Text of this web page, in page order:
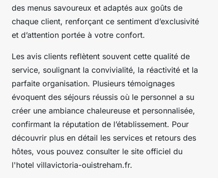
des menus savoureux et adaptés aux goûts de
chaque client, renforçant ce sentiment d’exclusivité
et d’attention portée à votre confort.
Les avis clients reflètent souvent cette qualité de
service, soulignant la convivialité, la réactivité et la
parfaite organisation. Plusieurs témoignages
évoquent des séjours réussis où le personnel a su
créer une ambiance chaleureuse et personnalisée,
confirmant la réputation de l’établissement. Pour
découvrir plus en détail les services et retours des
hôtes, vous pouvez consulter le site officiel du
l'hotel villavictoria-ouistreham.fr.